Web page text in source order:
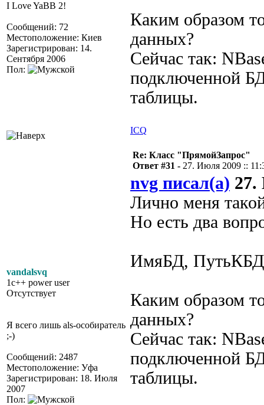
I Love YaBB 2!
Сообщений: 72
Местоположение: Киев
Зарегистрирован: 14.
Сентября 2006
Пол:
Каким образом
данных?
Сейчас так:
подключенной
таблицы.
ICQ
vandalsvq
1c++ power user
Отсутствует
Я всего лишь als-особиратель
;-)
Сообщений: 2487
Местоположение: Уфа
Зарегистрирован: 18. Июля
2007
Пол:
Re: Класс "ПрямойЗапрос"
Ответ #31 - 27. Июля 2009 ::
nvg писал(а) 27.
Лично меня
Но есть два
ИмяБД, ПутьКБД
Каким образом
данных?
Сейчас так:
подключенной
таблицы.